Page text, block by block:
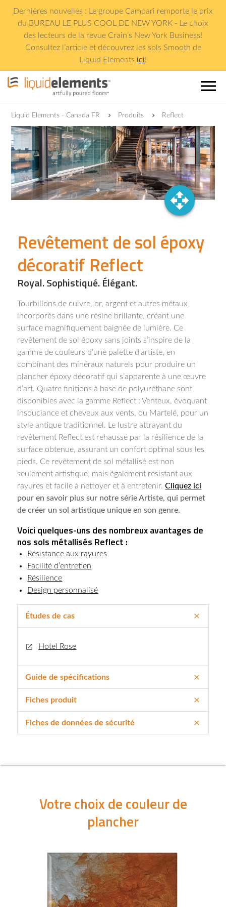
Dernières nouvelles : Le groupe Campari remporte le prix
du BUREAU LE PLUS COOL DE NEW YORK - Le choix
des lecteurs de la revue Crain’s New York Business!
Consultez l ’article et découvrez les sols Smooth de
Liquid Elements ici!
menu
Liquid Elements - Canada FR Produits Reflect
open_with
Revêtement de sol époxy
décoratif Reflect
Royal. Sophistiqué. Élégant.
Tourbillons de cuivre, or, argent et autres métaux
incorporés dans une résine brillante, créant une
surface magnifiquement baignée de lumière. Ce
revêtement de sol époxy sans joints s’inspire de la
gamme de couleurs d’une palette d’artiste, en
combinant des minéraux naturels pour produire un
plancher époxy décoratif qui s’apparente à une œuvre
d’art. Quatre finitions à base de polyuréthane sont
disponibles avec la gamme Reflect : Venteux, évoquant
insouciance et cheveux aux vents, ou Martelé, pour un
style antique traditionnel. Le lustre attrayant du
revêtement Reflect est rehaussé par la résilience de la
surface obtenue, assurant un confort optimal sous les
pieds. Ce revêtement de sol métallisé est non
seulement artistique, mais également résistant aux
rayures et facile à nettoyer et à entretenir.Cliquez ici
pour en savoir plus sur notre série Artiste, qui permet
de créer un sol artistique unique en son genre.
Voici quelques-uns des nombreux avantages de
nos sols métallisés Reflect :
Résistance aux rayures
Facilité d’entretien
Résilience
Design personnalisé
Études de cas
Hotel Rose
Guide de spécifications
Fiches produit
Fiches de données de sécurité
Votre choix de couleur de
plancher